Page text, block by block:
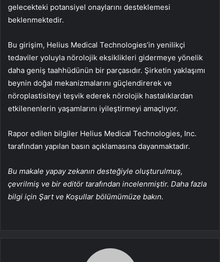
gelecekteki potansiyel onaylarını desteklemesi
beklenmektedir.
Bu girişim, Helius Medical Technologies’in yenilikçi
tedaviler yoluyla nörolojik eksiklikleri gidermeye yönelik
daha geniş taahhüdünün bir parçasıdır. Şirketin yaklaşımı
beynin doğal mekanizmalarını güçlendirerek ve
nöroplastisiteyi teşvik ederek nörolojik hastalıklardan
etkilenenlerin yaşamlarını iyileştirmeyi amaçlıyor.
Rapor edilen bilgiler Helius Medical Technologies, Inc.
tarafından yapılan basın açıklamasına dayanmaktadır.
Bu makale yapay zekanın desteğiyle oluşturulmuş,
çevrilmiş ve bir editör tarafından incelenmiştir. Daha fazla
bilgi için Şart ve Koşullar bölümümüze bakın.